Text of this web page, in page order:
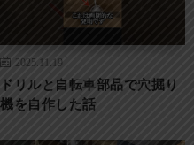
2025.11.19
ドリルと自転車部品で穴掘り
機を自作した話